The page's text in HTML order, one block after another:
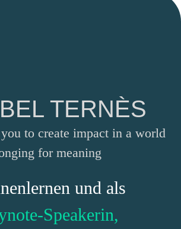
TERNÈS
to create impact in a world
for meaning
und als
Speakerin,